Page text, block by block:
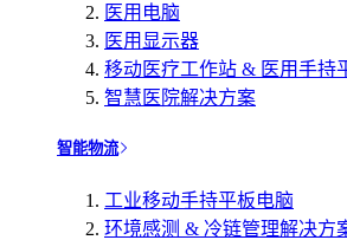
医用电脑
医用显示器
移动医疗工作站 & 医用手持
智慧医院解决方案
智能物流
工业移动手持平板电脑
环境感测 & 冷链管理解决方